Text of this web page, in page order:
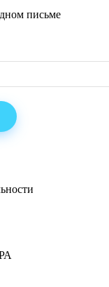
письме